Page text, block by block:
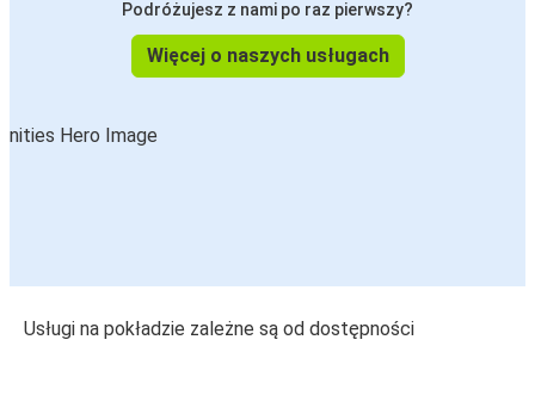
Podróżujesz z nami po raz pierwszy?
Więcej o naszych usługach
Usługi na pokładzie zależne są od dostępności